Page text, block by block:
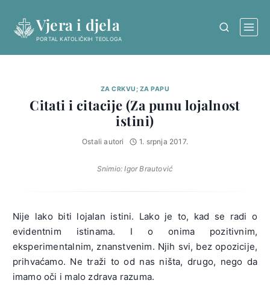
content
Vjera i djela
PORTAL KATOLIČKIH TEOLOGA
ZA CRKVU; ZA PAPU
Citati i citacije (Za punu lojalnost
istini)
Ostali autori 1. srpnja 2017.
Snimio: Igor Brautović
Nije lako biti lojalan istini. Lako je to, kad se radi o
evidentnim istinama. I o onima pozitivnim,
eksperimentalnim, znanstvenim. Njih svi, bez opozicije,
prihvaćamo. Ne traži to od nas ništa, drugo, nego da
imamo oči i malo zdrava razuma.